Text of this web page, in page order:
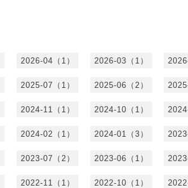
2026-04（1） 2026-03（1）
2025-07（1） 2025-06（2）
2024-11（1） 2024-10（1）
2024-02（1） 2024-01（3）
2023-07（2） 2023-06（1）
2022-11（1） 2022-10（1）